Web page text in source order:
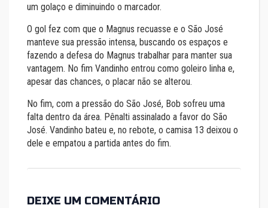
um golaço e diminuindo o marcador.
O gol fez com que o Magnus recuasse e o São José
manteve sua pressão intensa, buscando os espaços e
fazendo a defesa do Magnus trabalhar para manter sua
vantagem. No fim Vandinho entrou como goleiro linha e,
apesar das chances, o placar não se alterou.
No fim, com a pressão do São José, Bob sofreu uma
falta dentro da área. Pênalti assinalado a favor do São
José. Vandinho bateu e, no rebote, o camisa 13 deixou o
dele e empatou a partida antes do fim.
DEIXE UM COMENTÁRIO